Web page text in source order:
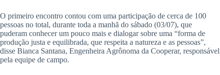
O primeiro encontro contou com uma participação de cerca de 100
pessoas no total, durante toda a manhã do sábado (03/07), que
puderam conhecer um pouco mais e dialogar sobre uma “forma de
produção justa e equilibrada, que respeita a natureza e as pessoas”,
disse Bianca Santana, Engenheira Agrônoma da Cooperar, responsável
pela equipe de campo.